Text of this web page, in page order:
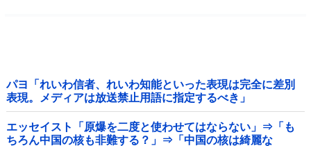
パヨ「れいわ信者、れいわ知能といった表現は完全に差別
表現。メディアは放送禁止用語に指定するべき」
エッセイスト「原爆を二度と使わせてはならない」⇒「も
ちろん中国の核も非難する？」⇒「中国の核は綺麗な